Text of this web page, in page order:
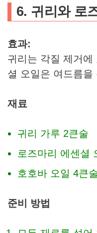
6. 귀리와 로
효과:
귀리는 각질 제거에
셜 오일은 여드름을
재료
귀리 가루 2큰술
로즈마리 에센셜
호호바 오일 4큰
준비 방법